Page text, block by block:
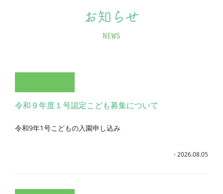
お知らせ
NEWS
令和９年度１号認定こども募集について
令和9年1号こどもの入園申し込み
- 2026.08.05